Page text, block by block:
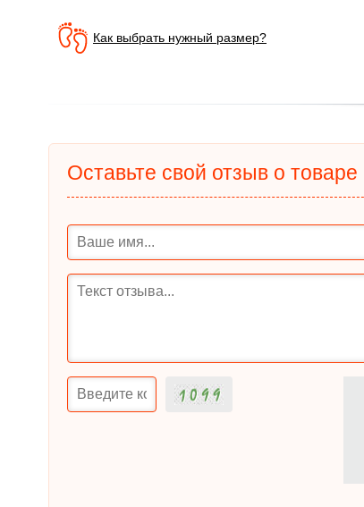
Как выбрать нужный размер?
Оставьте свой отзыв о товаре